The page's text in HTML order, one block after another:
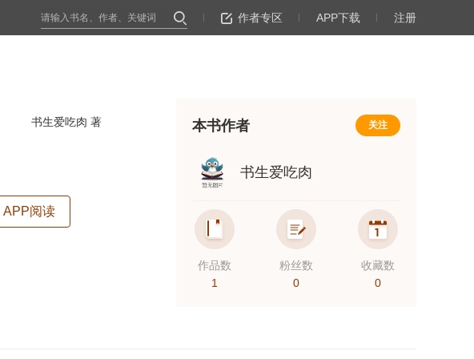
作者专区 APP下载 注册
书生爱吃肉 著
APP阅读
本书作者 关注
书生爱吃肉
作品数
1
粉丝数
0
收藏数
0